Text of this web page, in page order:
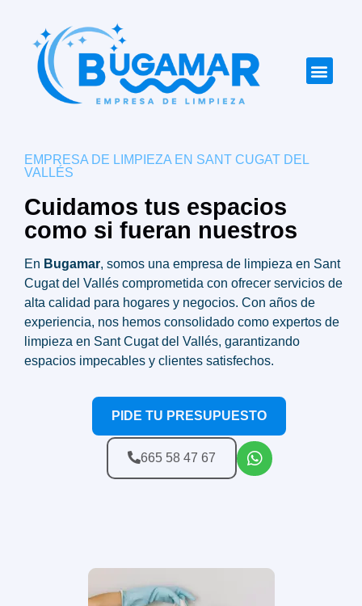
EMPRESA DE LIMPIEZA EN SANT CUGAT DEL
VALLÉS
Cuidamos tus espacios
como si fueran nuestros
En Bugamar, somos una empresa de limpieza en Sant
Cugat del Vallés comprometida con ofrecer servicios de
alta calidad para hogares y negocios. Con años de
experiencia, nos hemos consolidado como expertos de
limpieza en Sant Cugat del Vallés, garantizando
espacios impecables y clientes satisfechos.
PIDE TU PRESUPUESTO
665 58 47 67